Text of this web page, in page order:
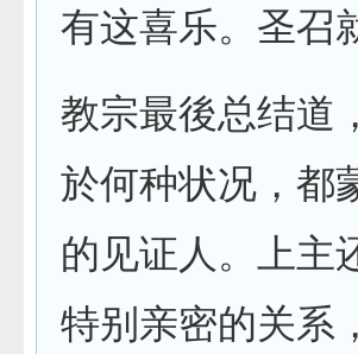
有这喜乐。圣召
教宗最後总结道
於何种状况，都
的见证人。上主
特别亲密的关系